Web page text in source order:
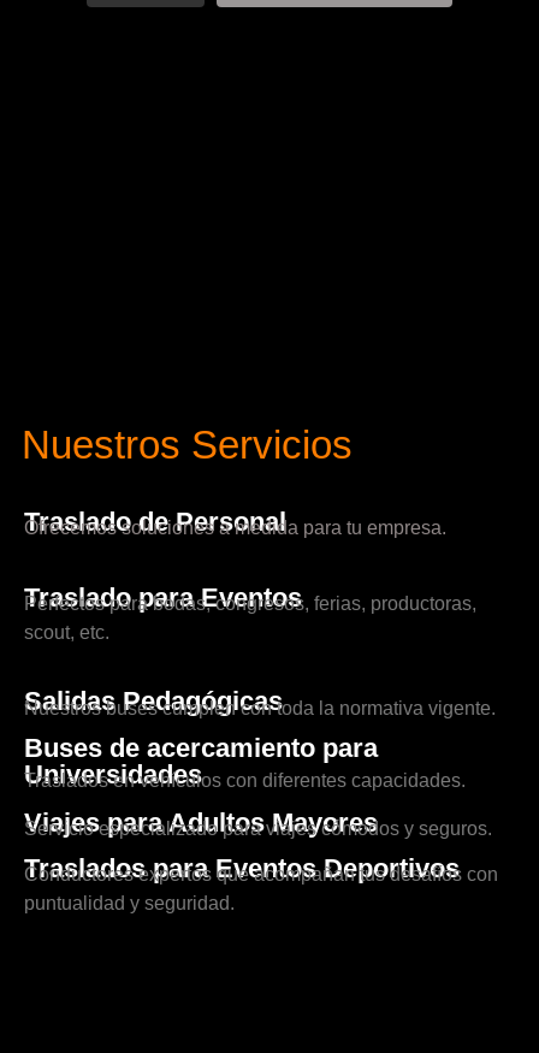
Nuestros Servicios
Traslado de Personal
Ofrecemos soluciones a medida para tu empresa.
Traslado para Eventos
Perfectos para bodas, congresos, ferias, productoras,
scout, etc.
Salidas Pedagógicas
Nuestros buses cumplen con toda la normativa vigente.
Buses de acercamiento para
Universidades
Traslados en vehículos con diferentes capacidades.
Viajes para Adultos Mayores
Servicio especializado para viajes cómodos y seguros.
Traslados para Eventos Deportivos
Conductores expertos que acompañan tus desafíos con
puntualidad y seguridad.